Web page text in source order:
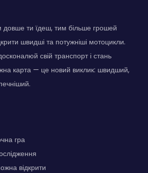
ти їдеш, тим більше грошей
швидші та потужніші мотоцикли.
свій транспорт і стань
карта — це новий виклик: швидший,
гра
відкрити